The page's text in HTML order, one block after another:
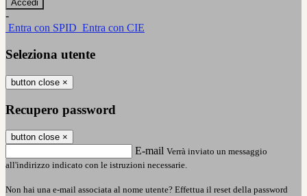
-
Entra con SPID Entra con CIE
Seleziona utente
button close ×
Recupero password
button close ×
E-mail Verrà inviato un messaggio
all'indirizzo indicato con le istruzioni necessarie.
Non hai una e-mail associata al nome utente? Effettua il reset della password